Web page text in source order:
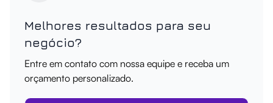
Melhores resultados para seu
negócio?
Entre em contato com nossa equipe e receba um
orçamento personalizado.